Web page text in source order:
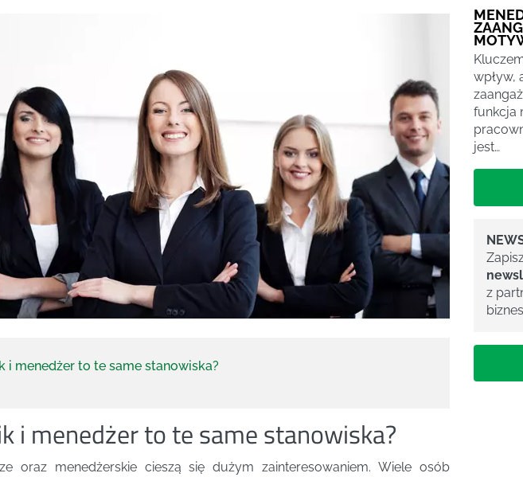
i menedżer to te same stanowiska?
i menedżer to te same stanowiska?
oraz menedżerskie cieszą się dużym zainteresowaniem. Wiele osób
wpływ,
funkcja
jest…
z
biznes